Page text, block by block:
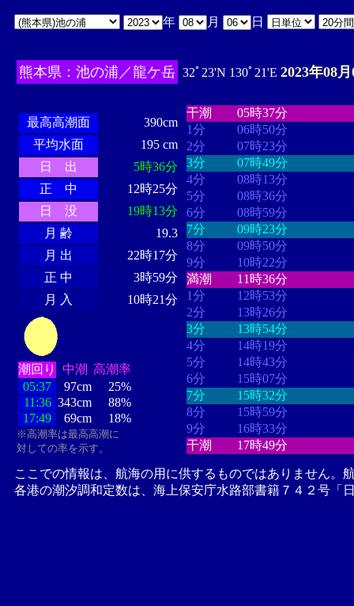
年 月 日
熊本県：池の浦／龍ケ岳 32ﾟ23'N 130ﾟ21'E 2023年08
最高高潮面
390cm
平均水面
195 cm
日 出
5時36分
正 中
12時25分
日 没
19時13分
月 齢
19.3
月 出
22時17分
正 中
3時59分
月 入
10時21分
潮回り 中潮 高潮率
05:37
97cm
25%
11:36 343cm
88%
17:49
69cm 18%
※高潮率は最高高潮に
対しての率を示す。
干潮
05時37分
1分
06時50分
2分
07時23分
3分
07時49分
4分
08時13分
5分
08時36分
6分
08時59分
7分
09時23分
8分
09時50分
9分
10時22分
満潮
11時36分
1分
12時53分
2分
13時26分
3分
13時54分
4分
14時19分
5分
14時43分
6分
15時07分
7分
15時32分
8分
15時59分
9分
16時33分
干潮
17時49分
ここでの情報は、航海の用に供するものではありません。
各港の潮汐調和定数は、海上保安庁水路部書籍７４２号「